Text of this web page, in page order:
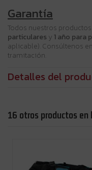
Garantía
Todos nuestros
particulares y 1 año para
aplicable). Consúltenos
tramitación.
Detalles del
16 otros productos en